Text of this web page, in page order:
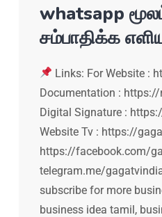
whatsapp
சம்பாதிக்க
Links: For Website :
Documentation :
Digital Signature :
Website Tv : https://
https://facebook.com/
telegram.me/
subscribe for more
business idea tamil,